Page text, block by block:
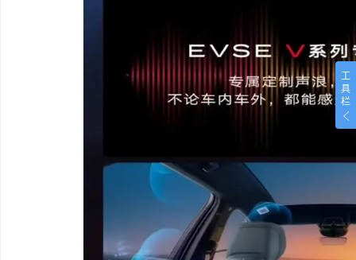
工
具
栏